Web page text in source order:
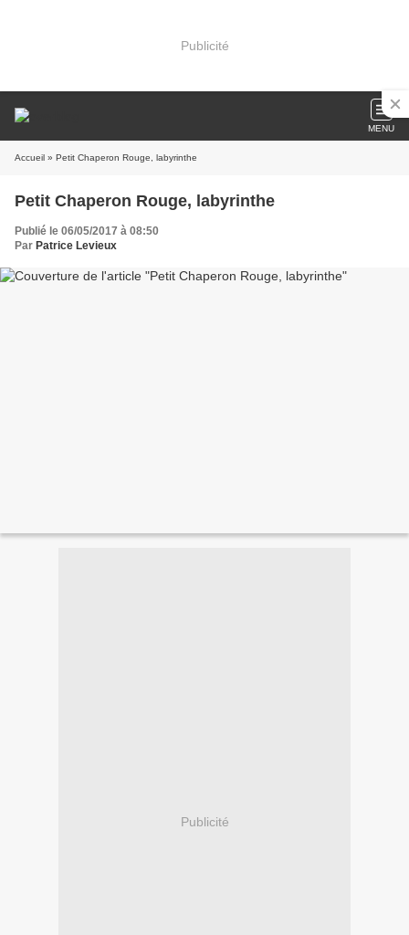
Publicité
MENU
Accueil » Petit Chaperon Rouge, labyrinthe
Petit Chaperon Rouge, labyrinthe
Publié le 06/05/2017 à 08:50
Par Patrice Levieux
Publicité